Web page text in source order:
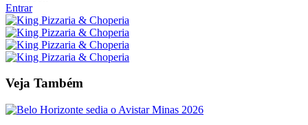
Entrar
Veja Também